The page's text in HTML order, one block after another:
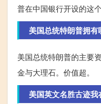
普在中国银行开设的这个
美国总统特朗普拥
美国总统特朗普的主要
金与大理石。价值超。
美国英文名胜古迹